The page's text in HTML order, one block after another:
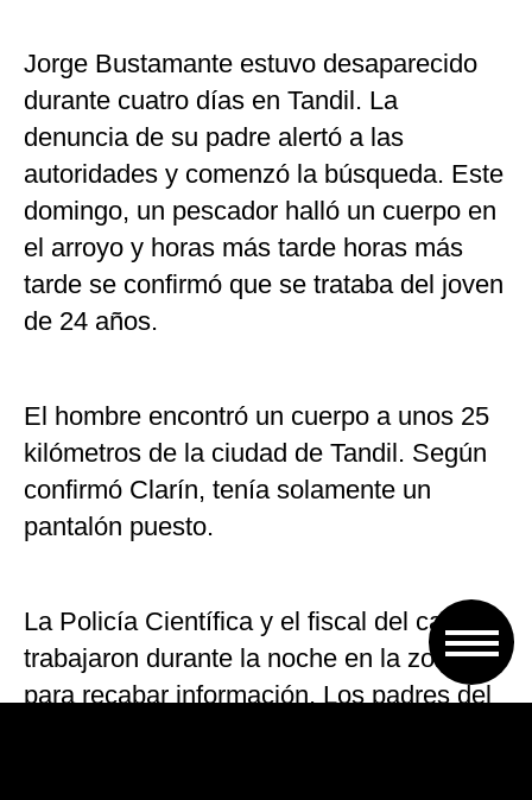
Jorge Bustamante estuvo desaparecido
durante cuatro días en Tandil. La
denuncia de su padre alertó a las
autoridades y comenzó la búsqueda. Este
domingo, un pescador halló un cuerpo en
el arroyo y horas más tarde horas más
tarde se confirmó que se trataba del joven
de 24 años.
El hombre encontró un cuerpo a unos 25
kilómetros de la ciudad de Tandil. Según
confirmó Clarín, tenía solamente un
pantalón puesto.
La Policía Científica y el fiscal del caso
trabajaron durante la noche en la zona
para recabar información. Los padres del